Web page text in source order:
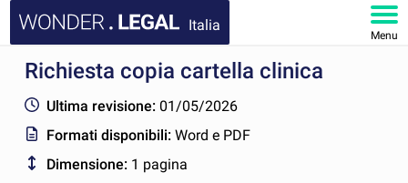
Italia
Menu
HOMEPAGE
DOCUMENTI
FAQ
Richiesta copia cartella clinica
Ultima revisione: 01/05/2026
Formati disponibili:Word e PDF
Dimensione: 1 pagina